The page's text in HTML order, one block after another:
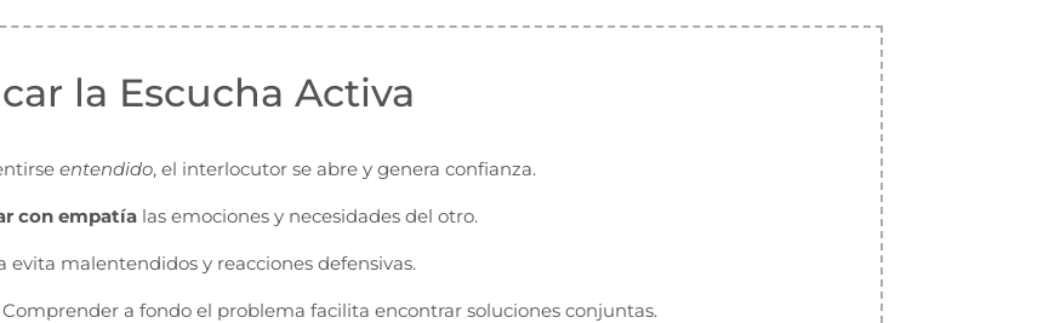
la Escucha Activa
entendido, el interlocutor se abre y genera confianza.
con empatía las emociones y necesidades del otro.
evita malentendidos y reacciones defensivas.
Comprender a fondo el problema facilita encontrar soluciones conjuntas.